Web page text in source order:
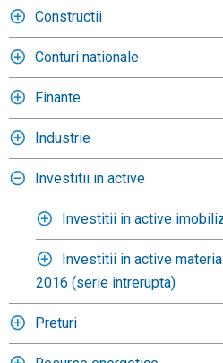
Constructii
Conturi nationale
Finante
Industrie
Investitii in active
Investitii in active
Investitii in active
2016 (serie intrerupta)
Preturi